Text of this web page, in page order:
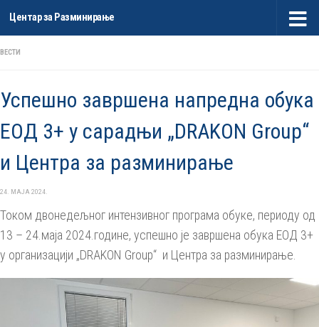
Skip to content
Центар за Разминирање
ВЕСТИ
Успешно завршена напредна обука
ЕОД 3+ у сарадњи „DRAKON Group“
и Центра за разминирање
24. МАЈА 2024.
Током двонедељног интензивног програма обуке, периоду од
13 – 24.маја 2024.године, успешно је завршена обука ЕОД 3+
у организацији „DRAKON Group“ и Центра за разминирање.